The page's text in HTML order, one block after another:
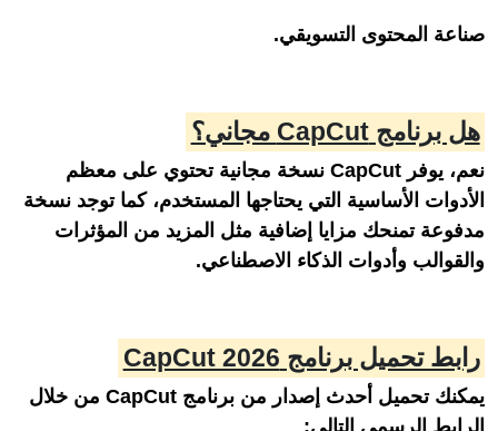
صناعة المحتوى التسويقي.
هل برنامج CapCut مجاني؟
نعم، يوفر CapCut نسخة مجانية تحتوي على معظم
الأدوات الأساسية التي يحتاجها المستخدم، كما توجد نسخة
مدفوعة تمنحك مزايا إضافية مثل المزيد من المؤثرات
والقوالب وأدوات الذكاء الاصطناعي.
رابط تحميل برنامج CapCut 2026
يمكنك تحميل أحدث إصدار من برنامج CapCut من خلال